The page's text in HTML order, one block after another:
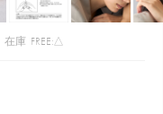
在庫 FREE:△